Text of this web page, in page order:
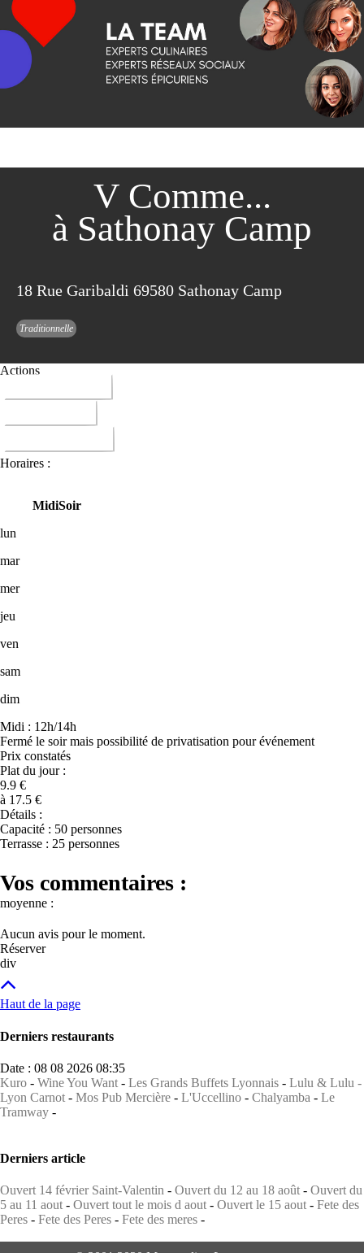
V Comme...
à Sathonay Camp
18 Rue Garibaldi 69580 Sathonay Camp
Traditionnelle
Actions
Horaires :
MidiSoir
lun
mar
mer
jeu
ven
sam
dim
Midi : 12h/14h
Fermé le soir mais possibilité de privatisation pour événement
Prix constatés
Plat du jour :
9.9 €
à 17.5 €
Détails :
Capacité : 50 personnes
Terrasse : 25 personnes
Vos commentaires :
moyenne :
Aucun avis pour le moment.
Réserver
div
Haut de la page
Derniers restaurants
Date : 08 08 2026 08:35
Kuro - Wine You Want - Les Grands Buffets Lyonnais - Lulu & Lulu -
Lyon Carnot - Mos Pub Mercière - L'Uccellino - Chalyamba - Le
Tramway -
Derniers article
Ouvert 14 février Saint-Valentin - Ouvert du 12 au 18 août - Ouvert du
5 au 11 aout - Ouvert tout le mois d aout - Ouvert le 15 aout - Fete des
Peres - Fete des Peres - Fete des meres -